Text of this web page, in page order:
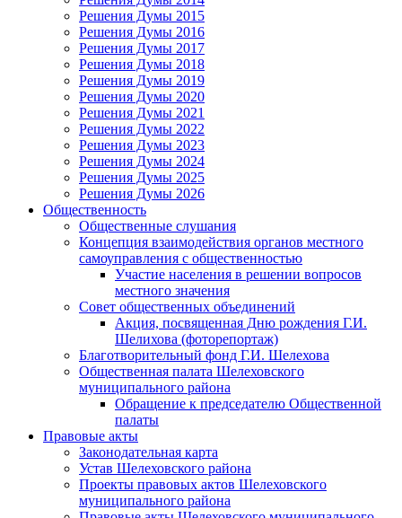
Решения Думы 2015
Решения Думы 2016
Решения Думы 2017
Решения Думы 2018
Решения Думы 2019
Решения Думы 2020
Решения Думы 2021
Решения Думы 2022
Решения Думы 2023
Решения Думы 2024
Решения Думы 2025
Решения Думы 2026
Общественность
Общественные слушания
Концепция взаимодействия органов местного
самоуправления с общественностью
Участие населения в решении вопросов
местного значения
Совет общественных объединений
Акция, посвященная Дню рождения Г.И.
Шелихова (фоторепортаж)
Благотворительный фонд Г.И. Шелехова
Общественная палата Шелеховского
муниципального района
Обращение к председателю Общественной
палаты
Правовые акты
Законодательная карта
Устав Шелеховского района
Проекты правовых актов Шелеховского
муниципального района